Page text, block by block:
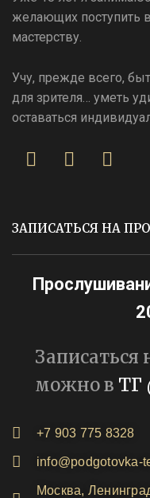
желающих поступить
мастерству.
Учу, прежде всего,
для зрителя… уметь
оставаться
ЗАПИСАТЬСЯ НА
можно в ТГ
+7 903 775 8328
info@podgotovka-
Москва,